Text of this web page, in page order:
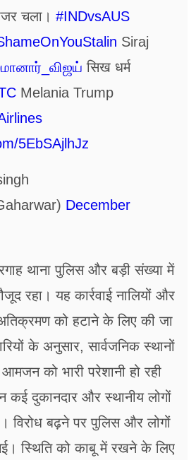
चला। #INDvsAUS
Siraj
सिख धर्म
Melania Trump
5EbSAjlhJz
December
थाना पुलिस और बड़ी संख्या में
रहा। यह कार्रवाई नालियों और
को हटाने के लिए की जा
के अनुसार, सार्वजनिक स्थानों
को भारी परेशानी हो रही
कई दुकानदार और स्थानीय लोगों
विरोध बढ़ने पर पुलिस और लोगों
स्थिति को काबू में रखने के लिए